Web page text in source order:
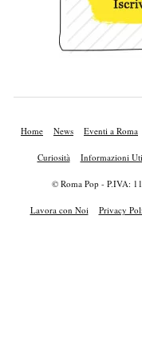
Home News Eventi a Roma
Curiosità Informazioni
© Roma Pop - P.IVA:
Lavora con Noi Privacy